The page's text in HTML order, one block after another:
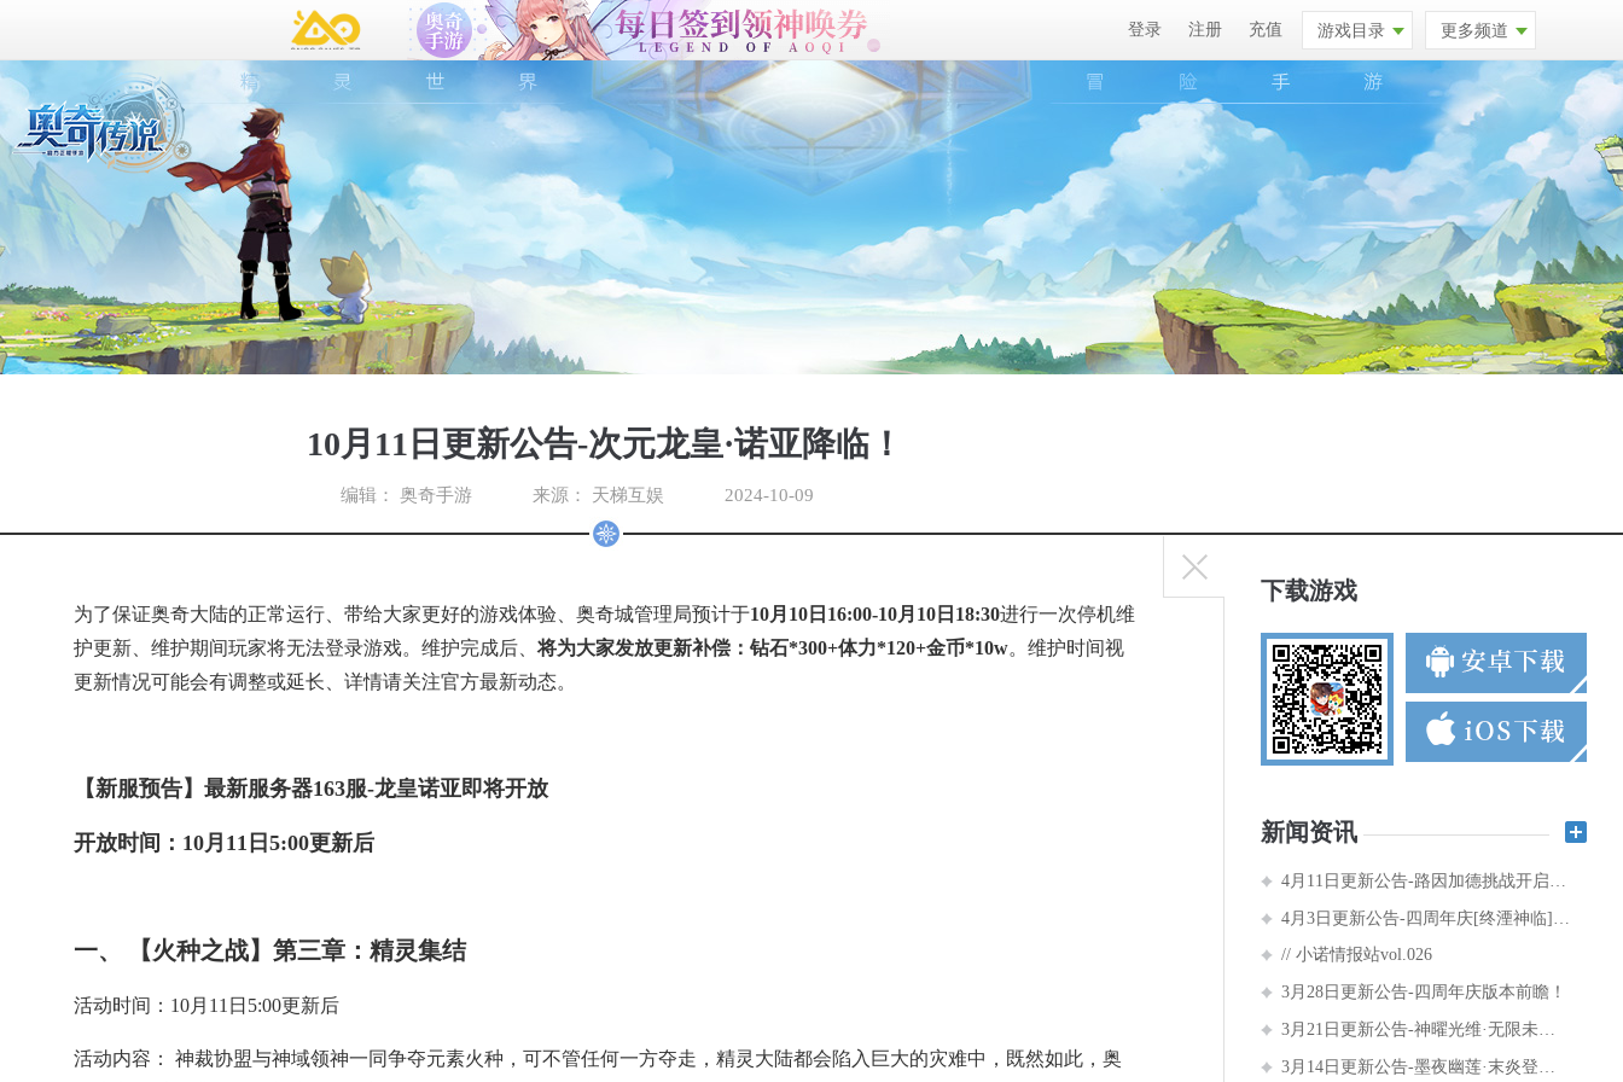
充值 游戏目录 更多频道
登录 注册
10月11日更新公告-次元龙皇·诺亚降临！
编辑： 奥奇手游 来源： 天梯互娱 2024-10-09
为了保证奥奇大陆的正常运行、带给大家更好的游戏体验、奥奇城管理局预计于10月10日16:00-10月10日18:30进行一次停机维
护更新、维护期间玩家将无法登录游戏。维护完成后、将为大家发放更新补偿：钻石*300+体力*120+金币*10w。维护时间视
更新情况可能会有调整或延长、详情请关注官方最新动态。
【新服预告】最新服务器163服-龙皇诺亚即将开放
开放时间：10月11日5:00更新后
一、 【火种之战】第三章：精灵集结
活动时间：10月11日5:00更新后
活动内容： 神裁协盟与神域领神一同争夺元素火种，可不管任何一方夺走，精灵大陆都会陷入巨大的灾难中，既然如此，奥
下载游戏
新闻资讯
// 小诺情报站vol.026
3月28日更新公告-四周年庆版本前瞻！